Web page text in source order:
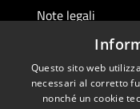
Note legali
Dichiarazione di
Questo sito web
necessari al corretto
nonché un cookie